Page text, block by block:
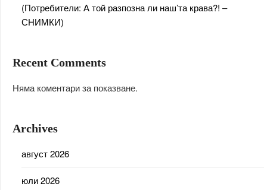
(Потребители: А той разпозна ли наш’та крава?! –
СНИМКИ)
Recent Comments
Няма коментари за показване.
Archives
август 2026
юли 2026